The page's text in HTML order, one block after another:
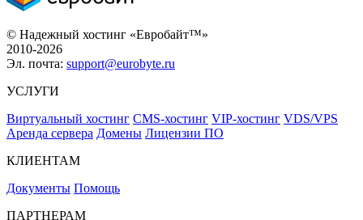
© Надежный хостинг «Евробайт™»
2010-2026
Эл. почта: support@eurobyte.ru
УСЛУГИ
Виртуальный хостинг CMS-хостинг VIP-хостинг VDS/VPS
Аренда сервера Домены Лицензии ПО
КЛИЕНТАМ
Документы Помощь
ПАРТНЕРАМ